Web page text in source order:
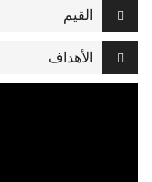
القيم
الأهداف